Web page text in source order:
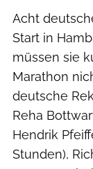
Acht
Start in
müssen sie
Marathon
deutsche
Reha
Hendrik
Stunden),